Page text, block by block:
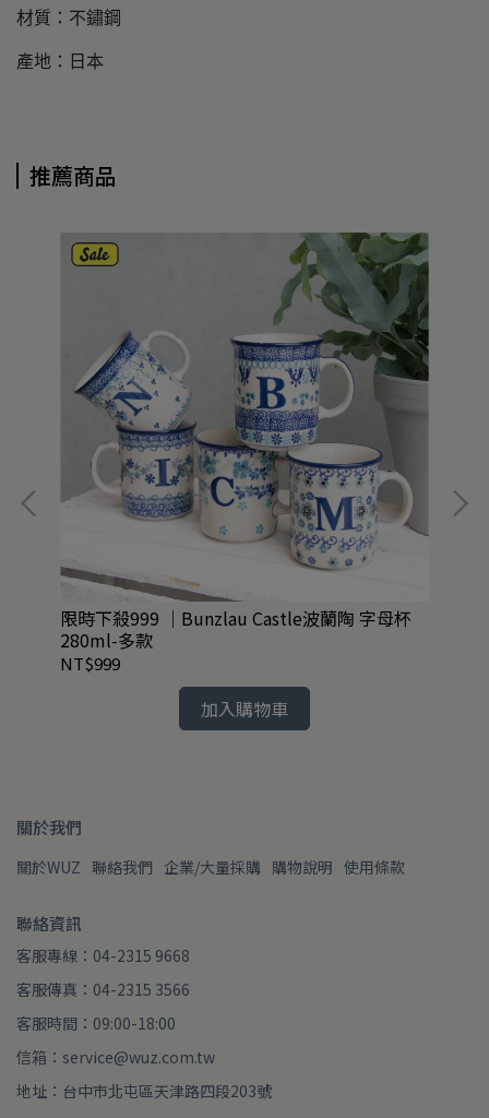
材質：不鏽鋼
產地：日本
推薦商品
限時下殺999 ｜Bunzlau Castle波蘭陶 字母杯
280ml-多款
NT$999
加入購物車
關於我們
關於WUZ 聯絡我們 企業/大量採購 購物說明 使用條款
聯絡資訊
客服專線：04-2315 9668
客服傳真：04-2315 3566
客服時間：09:00-18:00
信箱：service@wuz.com.tw
地址：台中市北屯區天津路四段203號